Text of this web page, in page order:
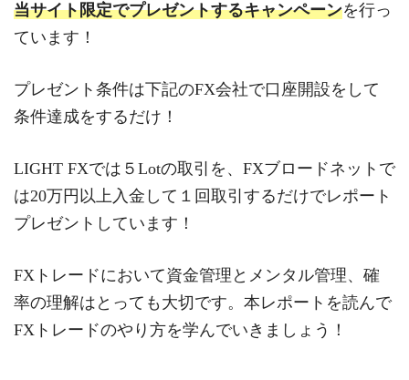
当サイト限定でプレゼントするキャンペーンを行っ
ています！
プレゼント条件は下記のFX会社で口座開設をして
条件達成をするだけ！
LIGHT FXでは５Lotの取引を、FXブロードネットで
は20万円以上入金して１回取引するだけでレポート
プレゼントしています！
FXトレードにおいて資金管理とメンタル管理、確
率の理解はとっても大切です。本レポートを読んで
FXトレードのやり方を学んでいきましょう！